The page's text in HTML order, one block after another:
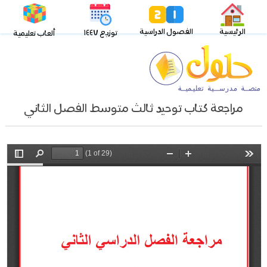
الرئيسية الفصول الدراسية توزيع ١٤٤٧ ألعاب تعليمية
مراجعة كتاب توحيد ثالث متوسط الفصل الثاني